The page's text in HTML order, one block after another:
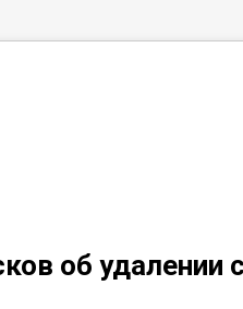
об удалении